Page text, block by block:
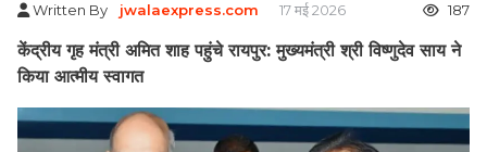
Written By jwalaexpress.com 17 मई 2026 187
केंद्रीय गृह मंत्री अमित शाह पहुंचे रायपुर: मुख्यमंत्री श्री विष्णुदेव साय ने
किया आत्मीय स्वागत